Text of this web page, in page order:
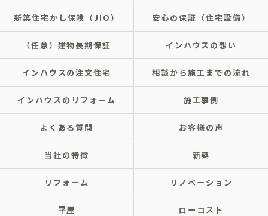
新築住宅かし保険（JIO） 安心の保証（住宅設備）
（任意）建物長期保証 インハウスの想い
インハウスの注文住宅 相談から施工までの流れ
インハウスのリフォーム 施工事例
よくある質問 お客様の声
当社の特徴 新築
リフォーム リノベーション
平屋 ローコスト